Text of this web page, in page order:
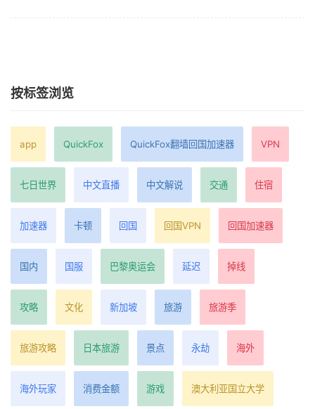
按标签浏览
app QuickFox QuickFox翻墙回国加速器 VPN
七日世界 中文直播 中文解说 交通 住宿
加速器 卡顿 回国 回国VPN 回国加速器
国内 国服 巴黎奥运会 延迟 掉线
攻略 文化 新加坡 旅游 旅游季
旅游攻略 日本旅游 景点 永劫 海外
海外玩家 消费金额 游戏 澳大利亚国立大学